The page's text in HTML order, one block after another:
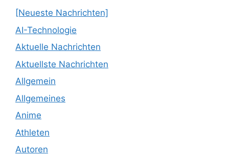
[Neueste Nachrichten]
AI-Technologie
Aktuelle Nachrichten
Aktuellste Nachrichten
Allgemein
Allgemeines
Anime
Athleten
Autoren